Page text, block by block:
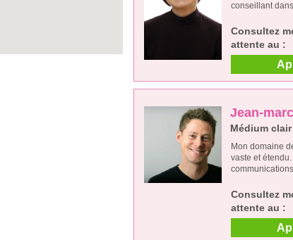
conseillant
Consultez
attente au :
Jean-marc
Médium
Mon domaine
vaste et
Consultez
attente au :